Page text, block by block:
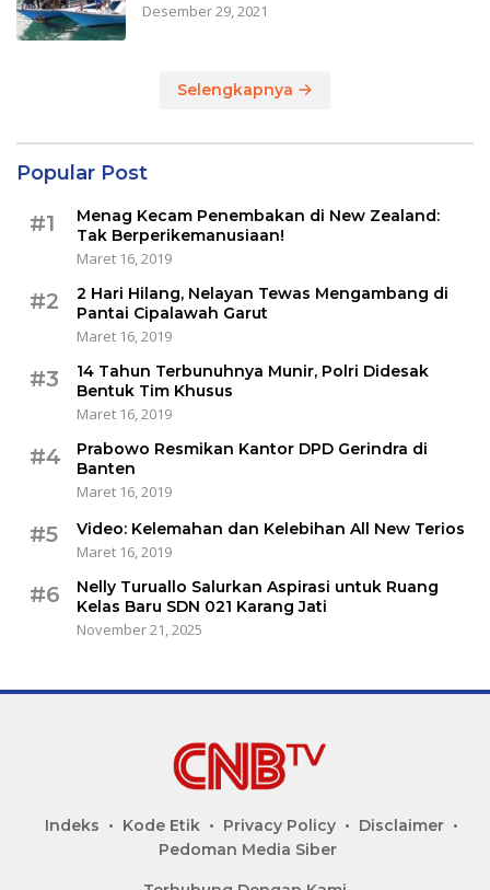
Desember 29, 2021
Selengkapnya
Popular Post
#1
Menag Kecam Penembakan di New Zealand:
Tak Berperikemanusiaan!
Maret 16, 2019
#2
2 Hari Hilang, Nelayan Tewas Mengambang di
Pantai Cipalawah Garut
Maret 16, 2019
#3
14 Tahun Terbunuhnya Munir, Polri Didesak
Bentuk Tim Khusus
Maret 16, 2019
#4
Prabowo Resmikan Kantor DPD Gerindra di
Banten
Maret 16, 2019
#5
Video: Kelemahan dan Kelebihan All New Terios
Maret 16, 2019
#6
Nelly Turuallo Salurkan Aspirasi untuk Ruang
Kelas Baru SDN 021 Karang Jati
November 21, 2025
Indeks Kode Etik Privacy Policy
Disclaimer
Pedoman Media Siber